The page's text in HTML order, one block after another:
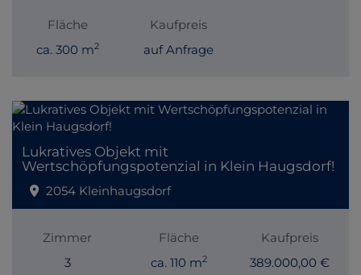
Fläche
ca. 300 m2
Kaufpreis
auf Anfrage
Lukratives Objekt mit
Wertschöpfungspotenzial in Klein Haugsdorf!
2054 Kleinhaugsdorf
Zimmer
3
Fläche
ca. 110 m2
Kaufpreis
389.000,00 €